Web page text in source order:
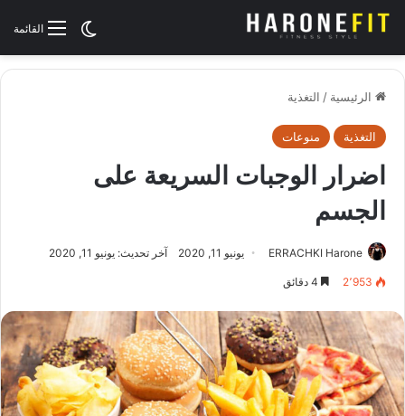
القائمةالوضع
الرئيسية / التغذية
التغذية منوعات
اضرار الوجبات السريعة على
الجسم
ERRACHKI Harone يونيو 11, 2020 آخر تحديث: يونيو 11, 2020
2٬953